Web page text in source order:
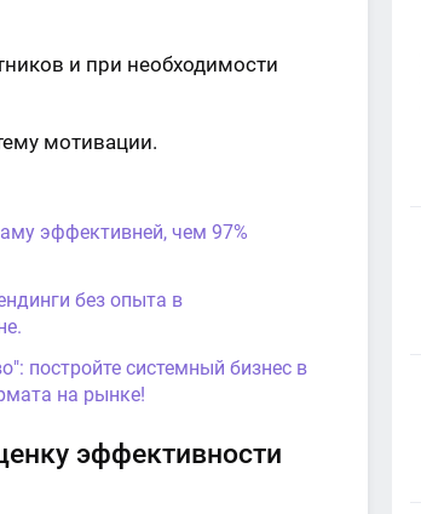
и при необходимости
мотивации.
эффективней, чем 97%
без опыта в
постройте системный бизнес в
на рынке!
эффективности